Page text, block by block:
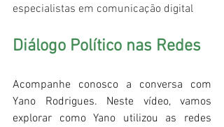
especialistas em comunicação digital
Diálogo Político nas Redes
Acompanhe conosco a conversa com
Yano Rodrigues. Neste vídeo, vamos
explorar como Yano utilizou as redes